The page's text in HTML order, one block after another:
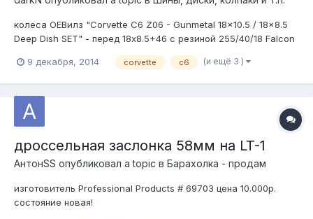
колеса ОЕВилз "Corvette C6 Z06 - Gunmetal 18x10.5 / 18x8.5
Deep Dish SET" - перед 18х8.5+46 с резиной 255/40/18 Falcon
абсолютно новое, заглушки и чернохромовые колпачки в
9 декабря, 2014 corvette c6 (и ещё 3 )
дроссельная заслонка 58мм на LT-1
АнтонSS опубликовал a topic в Барахолка - продам
изготовитель Professional Products # 69703 цена 10.000р.
состояние новая!